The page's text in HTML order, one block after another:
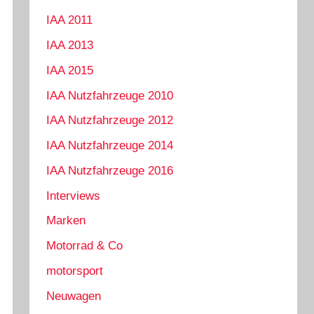
IAA 2011
IAA 2013
IAA 2015
IAA Nutzfahrzeuge 2010
IAA Nutzfahrzeuge 2012
IAA Nutzfahrzeuge 2014
IAA Nutzfahrzeuge 2016
Interviews
Marken
Motorrad & Co
motorsport
Neuwagen